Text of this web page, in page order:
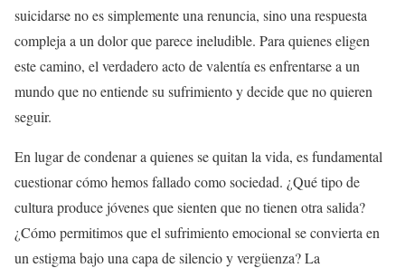
suicidarse no es simplemente una renuncia, sino una respuesta
compleja a un dolor que parece ineludible. Para quienes eligen
este camino, el verdadero acto de valentía es enfrentarse a un
mundo que no entiende su sufrimiento y decide que no quieren
seguir.
En lugar de condenar a quienes se quitan la vida, es fundamental
cuestionar cómo hemos fallado como sociedad. ¿Qué tipo de
cultura produce jóvenes que sienten que no tienen otra salida?
¿Cómo permitimos que el sufrimiento emocional se convierta en
un estigma bajo una capa de silencio y vergüenza? La